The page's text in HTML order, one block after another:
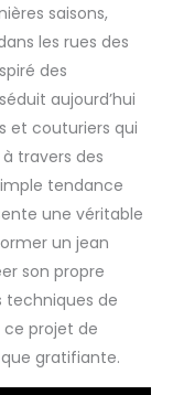
saisons,
les rues des
des
aujourd’hui
et couturiers qui
travers des
tendance
une véritable
un jean
son propre
techniques de
projet de
gratifiante.